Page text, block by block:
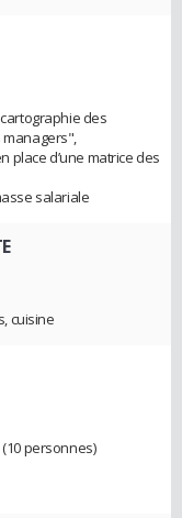
des
place d’une matrice des
salariale
cuisine
personnes)